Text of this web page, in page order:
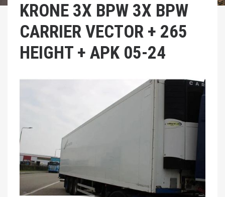
KRONE 3X BPW 3X BPW
CARRIER VECTOR + 265
HEIGHT + APK 05-24